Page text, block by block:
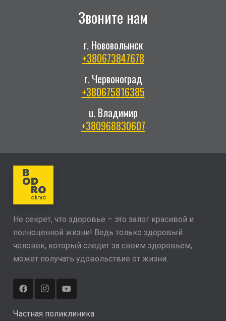
Звоните нам
г. Нововолынск
+380673847678
г. Червоноград
+380675816385
u. Владимир
+380968830607
Не секрет, что здоровье – это залог красивой и
полноценной жизни! Ведь только здоровый
человек, который следит за своим здоровьем,
может получать удовольствие от жизни.
Частная поликлиника